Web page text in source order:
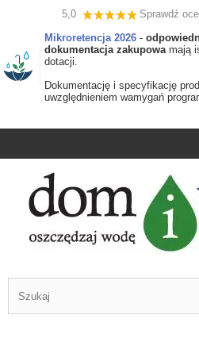
5,0
Sprawdź
Mikroretencja 2026 -
dokumentacja zakupowamają
dotacji.
Dokumentację i specyfikację
uwzględnieniem wamygań